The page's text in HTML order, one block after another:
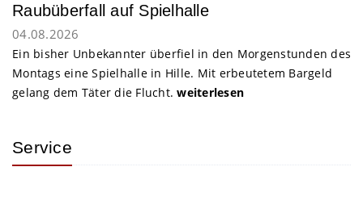
Raubüberfall auf Spielhalle
04.08.2026
Ein bisher Unbekannter überfiel in den Morgenstunden des
Montags eine Spielhalle in Hille. Mit erbeutetem Bargeld
gelang dem Täter die Flucht.weiterlesen
Service